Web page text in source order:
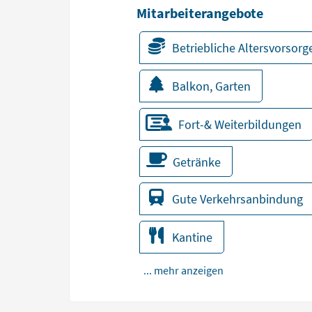
Mitarbeiterangebote
Betriebliche
Balkon, Garten
Fort-& Weiterbildungen
Getränke
Gute Verkehrsanbindung
Kantine
... mehr anzeigen